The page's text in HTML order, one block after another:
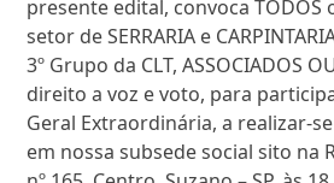
presente edital, convoca
setor de SERRARIA e
3º Grupo da CLT, ASSOCIADOS
direito a voz e voto, para
Geral Extraordinária, a realizar-
em nossa subsede social sito na